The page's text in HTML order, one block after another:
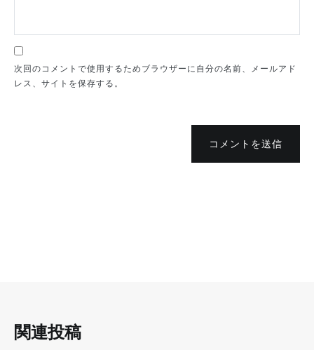
次回のコメントで使用するためブラウザーに自分の名前、メールアド
レス、サイトを保存する。
コメントを送信
関連投稿